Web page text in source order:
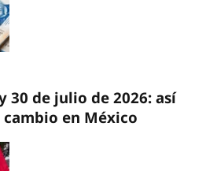
30 de julio de 2026: así
en México